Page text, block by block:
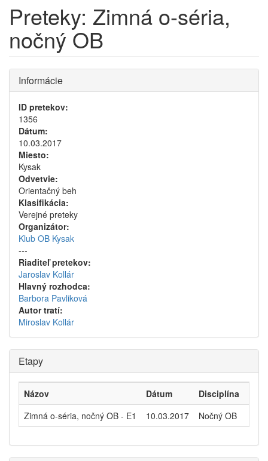
Preteky: Zimná o-séria,
nočný OB
Informácie
ID pretekov:
1356
Dátum:
10.03.2017
Miesto:
Kysak
Odvetvie:
Orientačný beh
Klasifikácia:
Verejné preteky
Organizátor:
Klub OB Kysak
---
Riaditeľ pretekov:
Jaroslav Kollár
Hlavný rozhodca:
Barbora Pavliková
Autor tratí:
Miroslav Kollár
Etapy
Názov Dátum Disciplína
Zimná o-séria, nočný OB - E1
10.03.2017 Nočný OB